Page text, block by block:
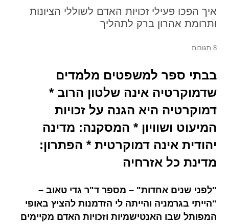
איך הפכו פעילי זכויות האדם לשוללי הציונות
ותרומת אהרון ברק לתהליך
בבתי ספר למשפטים מלמדים
שדמוקרטיה אינה שלטון הרוב *
דמוקרטיה היא הגנה על זכויות
המיעוט ושוויון * המסקנה: מדינה
יהודית אינה דמוקרטית * הפתרון:
מדינת כל אזרחיה
"לפני שנים אחדות" – מספר ד"ר גדי טאוב –
"הייתי בגרמניה והייתה לי הזדמנות להציץ באופי
המפותל שבו האנטישמיות וזכויות האדם מקיימים